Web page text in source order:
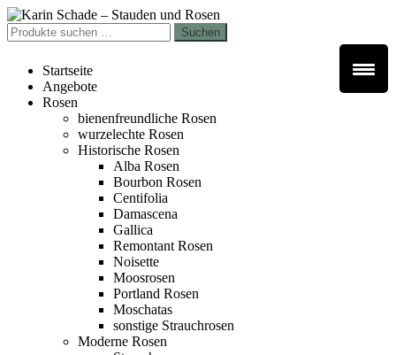
Zur
Navigation
springen
Zum
Inhalt
springen
Suchen
nach:
Suchen
Startseite
Angebote
Rosen
bienenfreundliche Rosen
wurzelechte Rosen
Historische Rosen
Alba Rosen
Bourbon Rosen
Centifolia
Damascena
Gallica
Remontant Rosen
Noisette
Moosrosen
Portland Rosen
Moschatas
sonstige Strauchrosen
Moderne Rosen